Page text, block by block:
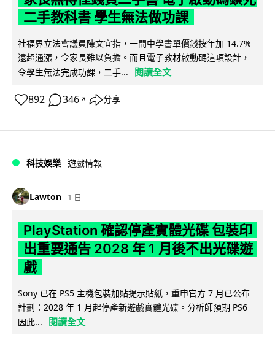
二手教科書 學生無法做功課
社福界立法會議員陳文宜指，一間中學書單價錢按年加 14.7%
遠超通漲，令家長難以負擔。而且電子教材啟動碼這項設計，
令學生無法完成功課，二手...
閱讀全文
892 346 ↗ 分享
科技娛樂 遊戲情報
Lawton 1 日
PlayStation 確認停產實體光碟 包裝印
出重要通告 2028 年 1 月後不出光碟遊
戲
Sony 已在 PS5 主機包裝加貼提示貼紙，重申官方 7 月已公布
計劃：2028 年 1 月起停產新遊戲實體光碟。分析師預期 PS6
因此...
閱讀全文